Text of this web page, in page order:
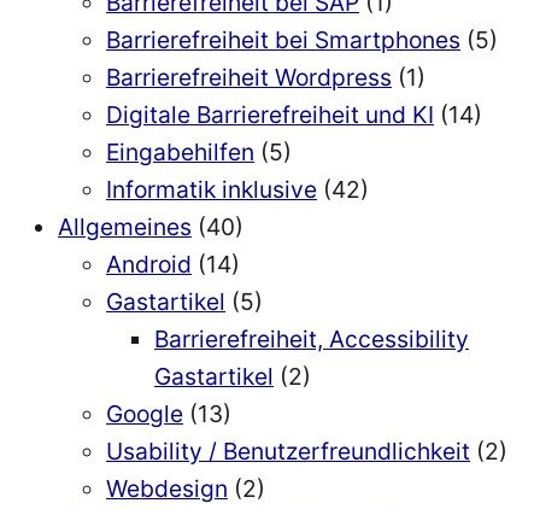
Barrierefreiheit bei Smartphones (5)
Barrierefreiheit Wordpress (1)
Digitale Barrierefreiheit und KI (14)
Eingabehilfen (5)
Informatik inklusive (42)
Allgemeines (40)
Android (14)
Gastartikel (5)
Barrierefreiheit, Accessibility
Gastartikel (2)
Google (13)
Usability / Benutzerfreundlichkeit (2)
Webdesign (2)